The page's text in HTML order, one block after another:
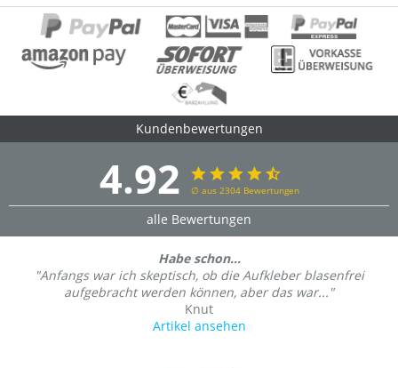
Kundenbewertungen
4.92 ∅ aus 2304 Bewertungen
alle Bewertungen
Habe schon...
"Anfangs war ich skeptisch, ob die Aufkleber blasenfrei
aufgebracht werden können, aber das war..."
Knut
Artikel ansehen